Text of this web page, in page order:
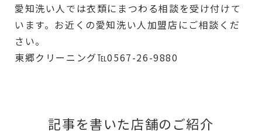
愛知洗い人では衣類にまつわる相談を受け付けて
います。お近くの愛知洗い人加盟店にご相談くだ
さい。
東郷クリーニング℡0567-26-9880
記事を書いた店舗のご紹介